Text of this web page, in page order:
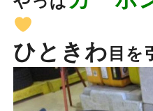
ひときわ 目を